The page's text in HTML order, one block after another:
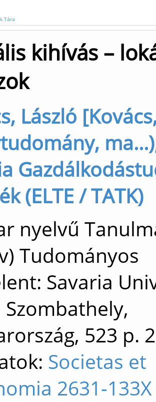
Tára
kihívás –
László
(ELTE / TATK)
nyelvű
Tudományos
Savaria
Szombathely,
523 p.
Societas et
2631-133X